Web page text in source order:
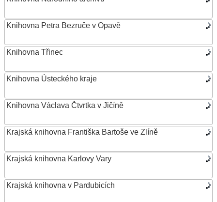
Knihovna Petra Bezruče v Opavě
Knihovna Třinec
Knihovna Ústeckého kraje
Knihovna Václava Čtvrtka v Jičíně
Krajská knihovna Františka Bartoše ve Zlíně
Krajská knihovna Karlovy Vary
Krajská knihovna v Pardubicích